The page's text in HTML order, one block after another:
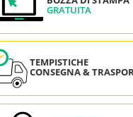
GRATUITA
TEMPISTICHE
CONSEGNA &